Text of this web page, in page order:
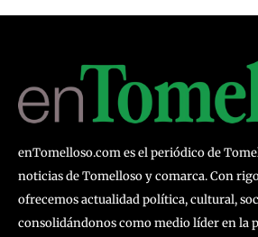
enTomelloso.com es el periódico de
noticias de Tomelloso y comarca. Con
ofrecemos actualidad política, cultural,
consolidándonos como medio líder en la